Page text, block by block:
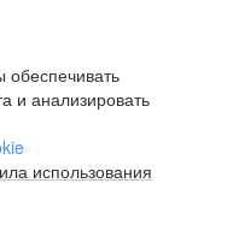
и анализировать
использования